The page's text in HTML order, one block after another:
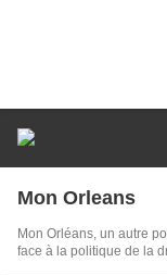
Mon Orleans
Mon Orléans, un autre
face à la politique de la